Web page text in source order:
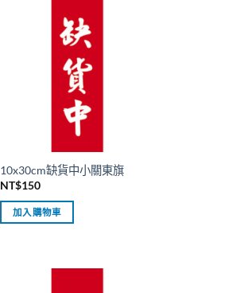
10x30cm缺貨中小關東旗
NT$150
加入購物車